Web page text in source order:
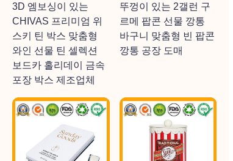
3D 엠보싱이 있는
CHIVAS 프리미엄 위
스키 틴 박스 맞춤형
와인 선물 틴 셀렉션
보드카 홀리데이 금속
포장 박스 제조업체
뚜껑이 있는 2갤런 구
르메 팝콘 선물 깡통
바구니 맞춤형 빈 팝콘
깡통 공장 도매